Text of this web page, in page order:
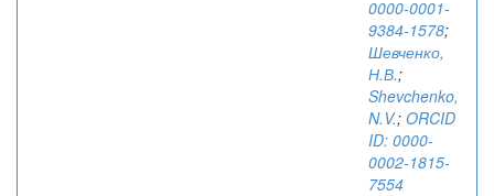
0000-0001-
9384-1578;
Шевченко,
Н.В.;
Shevchenko,
N.V.; ORCID
ID: 0000-
0002-1815-
7554